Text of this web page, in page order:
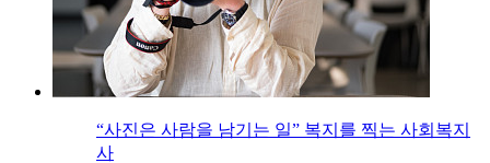
“사진은 사람을 남기는 일” 복지를 찍는 사회복지
사